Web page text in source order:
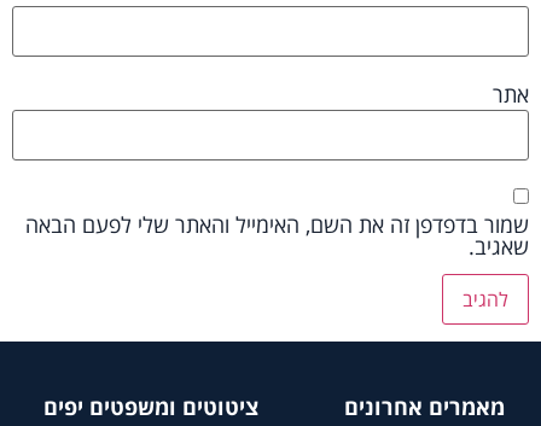
אתר
שמור בדפדפן זה את השם, האימייל והאתר שלי לפעם הבאה
שאגיב.
מאמרים אחרונים
ציטוטים ומשפטים יפים